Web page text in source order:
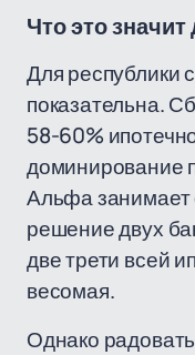
Что это
Для республики
показательна.
58-60%
доминирование
Альфа занимает
решение двух
две трети всей
весомая.
Однако